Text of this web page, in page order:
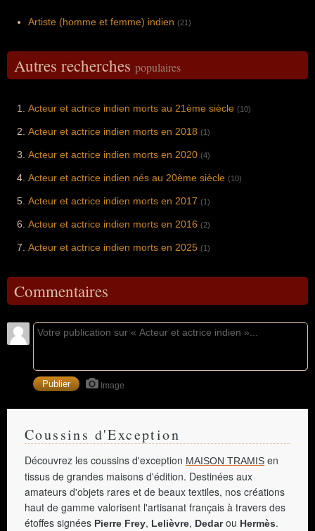
Artiste (homme et femme) indien (21)
Autres recherches populaires
Acteur et actrice indien morts au 21ème siècle (10)
Acteur et actrice indien morts en 2018 (1)
Acteur et actrice indien morts en 2020 (4)
Acteur et actrice indien nés au 20ème siècle (10)
Acteur et actrice indien morts en 2017 (1)
Acteur et actrice indien morts en 2016 (2)
Acteur et actrice indien morts en 2025 (1)
Commentaires
Image
Coussins d'Exception
Découvrez les coussins d'exception MAISON TRAMIS en
tissus de grandes maisons d'édition. Destinées aux
amateurs d'objets rares et de beaux textiles, nos créations
haut de gamme valorisent l'artisanat français à travers des
étoffes signées Pierre Frey, Lelièvre, Dedarou Hermès.